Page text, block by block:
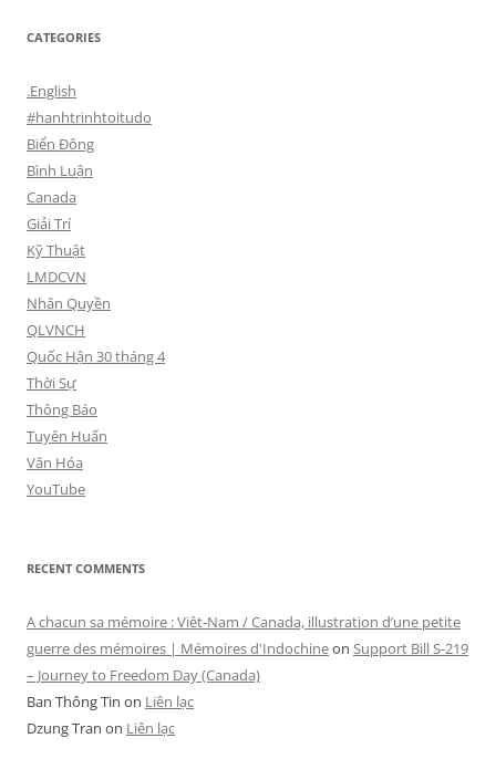
CATEGORIES
.English
#hanhtrinhtoitudo
Biển Đông
Bình Luận
Canada
Giải Trí
Kỹ Thuật
LMDCVN
Nhân Quyền
QLVNCH
Quốc Hận 30 tháng 4
Thời Sự
Thông Báo
Tuyên Huấn
Văn Hóa
YouTube
RECENT COMMENTS
A chacun sa mémoire : Viêt-Nam / Canada, illustration d’une petite
guerre des mémoires | Mémoires d'Indochineon Support Bill S-219
– Journey to Freedom Day (Canada)
Ban Thông Tin on Liên lạc
Dzung Tran on Liên lạc